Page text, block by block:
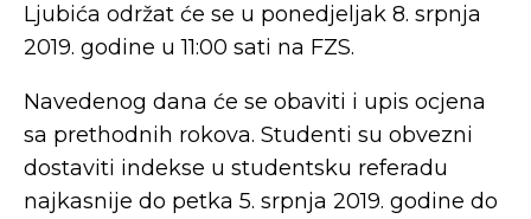
Ljubića održat će se u ponedjeljak 8. srpnja
2019. godine u 11:00 sati na FZS.
Navedenog dana će se obaviti i upis ocjena
sa prethodnih rokova. Studenti su obvezni
dostaviti indekse u studentsku referadu
najkasnije do petka 5. srpnja 2019. godine do